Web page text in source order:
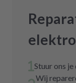
Stuur ons
Wij